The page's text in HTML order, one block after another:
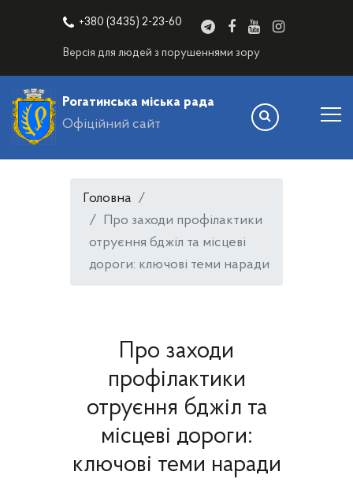
+380 (3435) 2-23-60
Версія для людей з порушеннями зору
Рогатинська міська рада
Офіційний сайт
Головна
Про заходи профілактики
отруєння бджіл та місцеві
дороги: ключові теми наради
Про заходи
профілактики
отруєння бджіл та
місцеві дороги:
ключові теми наради